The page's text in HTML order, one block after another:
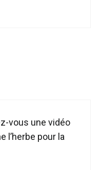
vous une vidéo
l’herbe pour la